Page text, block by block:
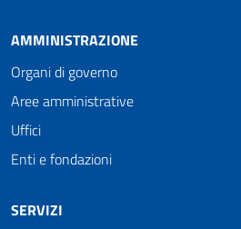
AMMINISTRAZIONE
Organi di governo
Aree amministrative
Uffici
Enti e fondazioni
SERVIZI